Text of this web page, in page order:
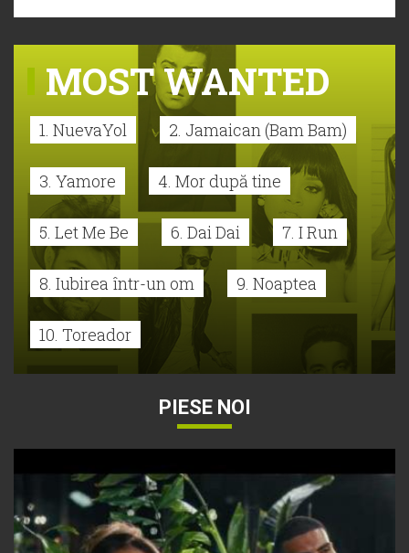
MOST WANTED
1. NuevaYol 2. Jamaican (Bam Bam)
3. Yamore 4. Mor după tine
5. Let Me Be 6. Dai Dai 7. I Run
8. Iubirea într-un om 9. Noaptea
10. Toreador
PIESE NOI